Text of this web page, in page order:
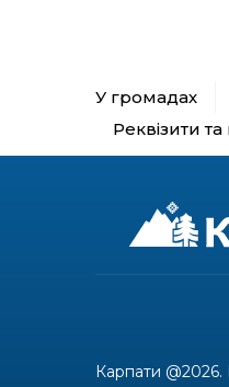
У громадах
Реквізити
Карпати @2026.